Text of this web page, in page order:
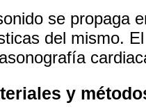
se propaga
del mismo.
y